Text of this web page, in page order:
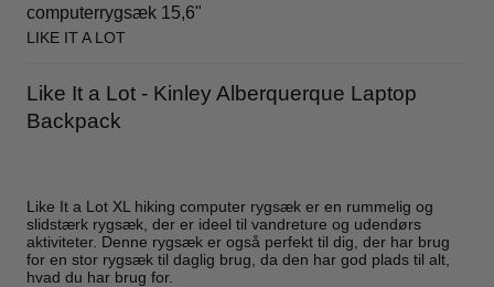
computerrygsæk 15,6"
LIKE IT A LOT
Like It a Lot - Kinley Alberquerque Laptop
Backpack
Like It a Lot XL hiking computer rygsæk er en rummelig og
slidstærk rygsæk, der er ideel til vandreture og udendørs
aktiviteter. Denne rygsæk er også perfekt til dig, der har brug
for en stor rygsæk til daglig brug, da den har god plads til alt,
hvad du har brug for.